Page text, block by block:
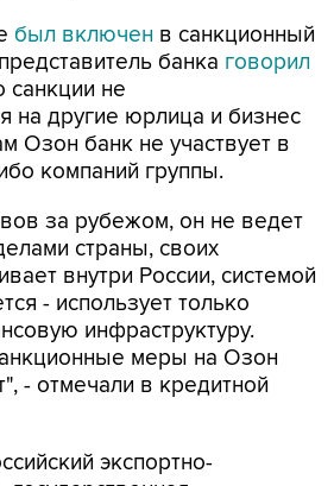
был включен в санкционный
банка говорил
санкции не
на другие юрлица и бизнес
Озон банк не участвует в
компаний группы.
за рубежом, он не ведет
страны, своих
внутри России, системой
- использует только
инфраструктуру.
меры на Озон
- отмечали в кредитной
экспортно-